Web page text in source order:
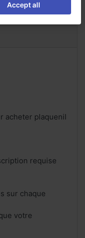
acheter plaquenil
requise
sur chaque
votre
Accept all